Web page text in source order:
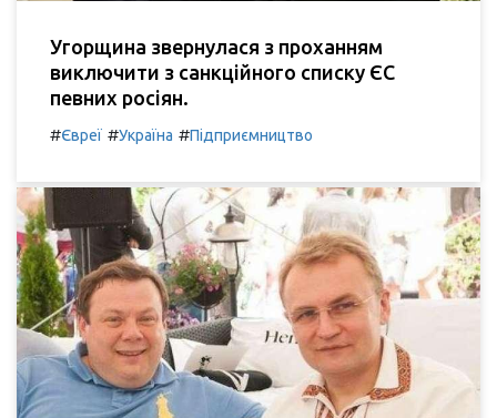
Угорщина звернулася з проханням
виключити з санкційного списку ЄС
певних росіян.
#Євреї #Україна #Підприємництво